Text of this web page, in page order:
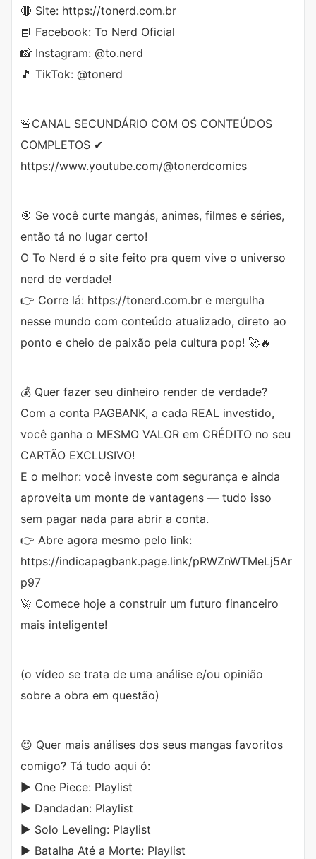
🔴 Site: https://tonerd.com.br
📘 Facebook: To Nerd Oficial
📸 Instagram: @to.nerd
🎵 TikTok: @tonerd
🚨CANAL SECUNDÁRIO COM OS CONTEÚDOS
COMPLETOS ✔
https://www.youtube.com/@tonerdcomics
🎯 Se você curte mangás, animes, filmes e séries,
então tá no lugar certo!
O To Nerd é o site feito pra quem vive o universo
nerd de verdade!
👉 Corre lá: https://tonerd.com.br e mergulha
nesse mundo com conteúdo atualizado, direto ao
ponto e cheio de paixão pela cultura pop! 🚀🔥
💰 Quer fazer seu dinheiro render de verdade?
Com a conta PAGBANK, a cada REAL investido,
você ganha o MESMO VALOR em CRÉDITO no seu
CARTÃO EXCLUSIVO!
E o melhor: você investe com segurança e ainda
aproveita um monte de vantagens — tudo isso
sem pagar nada para abrir a conta.
👉 Abre agora mesmo pelo link:
https://indicapagbank.page.link/pRWZnWTMeLj5Ar
p97
🚀 Comece hoje a construir um futuro financeiro
mais inteligente!
(o vídeo se trata de uma análise e/ou opinião
sobre a obra em questão)
😍 Quer mais análises dos seus mangas favoritos
comigo? Tá tudo aqui ó:
▶️ One Piece: Playlist
▶️ Dandadan: Playlist
▶️ Solo Leveling: Playlist
▶️ Batalha Até a Morte: Playlist